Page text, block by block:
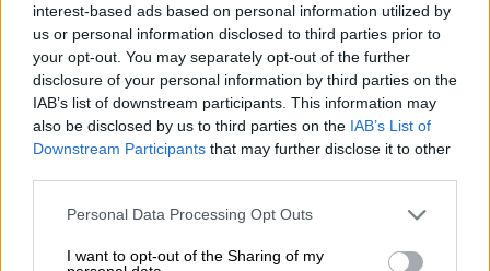
interest-based ads based on personal information utilized by
us or personal information disclosed to third parties prior to
your opt-out. You may separately opt-out of the further
disclosure of your personal information by third parties on the
IAB’s list of downstream participants. This information may
also be disclosed by us to third parties on the IAB’s List of
Downstream Participants that may further disclose it to other
Please note that this website/app uses one or more Google
not limited to your visit or usage behaviour. You may click to
Personal Data Processing Opt Outs
I want to opt-out of the Sharing of my
Πολιτική|25.12.2024 10:19
Χρήστος Σταϊκούρας: Το 2025 θα
ολοκληρωθούν η επέκταση του
Μετρό Θεσσαλονίκης προς την
Καλαμαριά και ο αυτοκινητόδρομος
Πάτρα - Πύργος